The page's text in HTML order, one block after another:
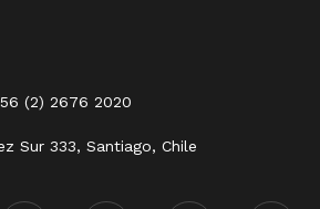
(2) 2676 2020
Sur 333, Santiago, Chile